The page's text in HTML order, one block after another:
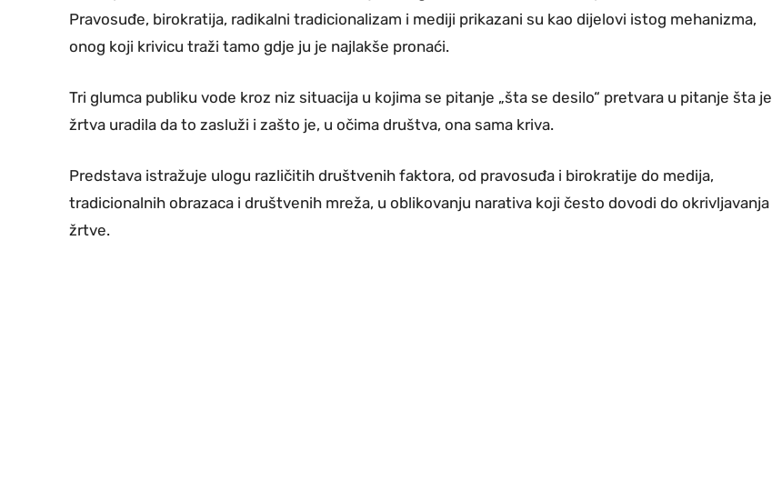
Pravosuđe, birokratija, radikalni tradicionalizam i mediji prikazani su kao dijelovi istog mehanizma,
onog koji krivicu traži tamo gdje ju je najlakše pronaći.
Tri glumca publiku vode kroz niz situacija u kojima se pitanje „šta se desilo“ pretvara u pitanje šta je
žrtva uradila da to zasluži i zašto je, u očima društva, ona sama kriva.
Predstava istražuje ulogu različitih društvenih faktora, od pravosuđa i birokratije do medija,
tradicionalnih obrazaca i društvenih mreža, u oblikovanju narativa koji često dovodi do okrivljavanja
žrtve.